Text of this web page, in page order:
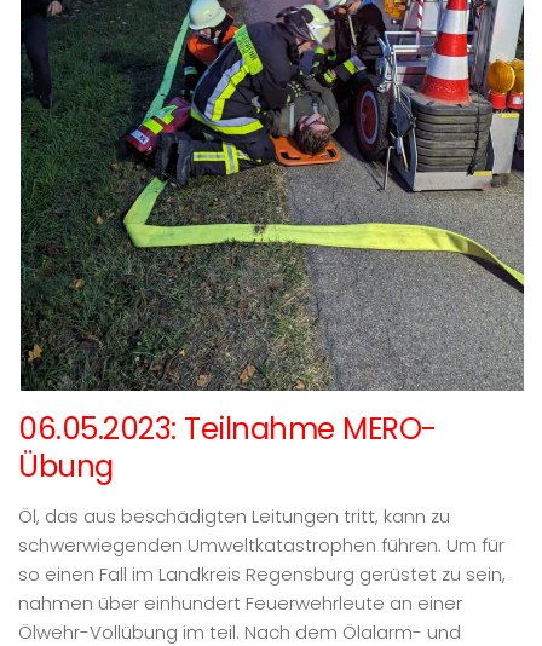
06.05.2023: Teilnahme MERO-
Übung
Öl, das aus beschädigten Leitungen tritt, kann zu
schwerwiegenden Umweltkatastrophen führen. Um für
so einen Fall im Landkreis Regensburg gerüstet zu sein,
nahmen über einhundert Feuerwehrleute an einer
Ölwehr-Vollübung im teil. Nach dem Ölalarm- und